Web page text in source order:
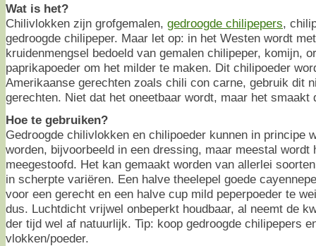
Wat is het?
Chilivlokken zijn grofgemalen, gedroogde chilipepers,
gedroogde chilipeper. Maar let op: in het Westen wordt
kruidenmengsel bedoeld van gemalen chilipeper, komijn,
paprikapoeder om het milder te maken. Dit chilipoeder
Amerikaanse gerechten zoals chili con carne, gebruik dit
gerechten. Niet dat het oneetbaar wordt, maar het smaakt
Hoe te gebruiken?
Gedroogde chilivlokken en chilipoeder kunnen in principe
worden, bijvoorbeeld in een dressing, maar meestal wordt
meegestoofd. Het kan gemaakt worden van allerlei
in scherpte variëren. Een halve theelepel goede
voor een gerecht en een halve cup mild peperpoeder te
dus. Luchtdicht vrijwel onbeperkt houdbaar, al neemt de
der tijd wel af natuurlijk. Tip: koop gedroogde chilipepers
vlokken/poeder.